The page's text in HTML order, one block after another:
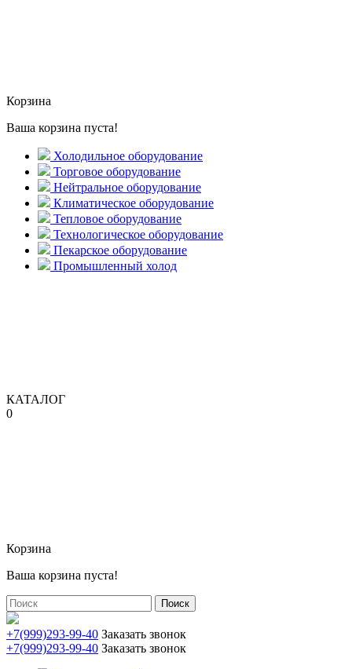
Корзина
Ваша корзина пуста!
Холодильное оборудование
Торговое оборудование
Нейтральное оборудование
Климатическое оборудование
Тепловое оборудование
Технологическое оборудование
Пекарское оборудование
Промышленный холод
КАТАЛОГ
0
Корзина
Ваша корзина пуста!
Поиск
+7(999)293-99-40 Заказать звонок
+7(999)293-99-40 Заказать звонок